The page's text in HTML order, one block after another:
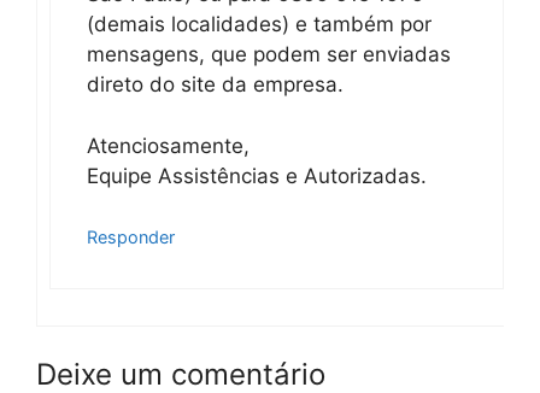
(demais localidades) e também por
mensagens, que podem ser enviadas
direto do site da empresa.
Atenciosamente,
Equipe Assistências e Autorizadas.
Responder
Deixe um comentário